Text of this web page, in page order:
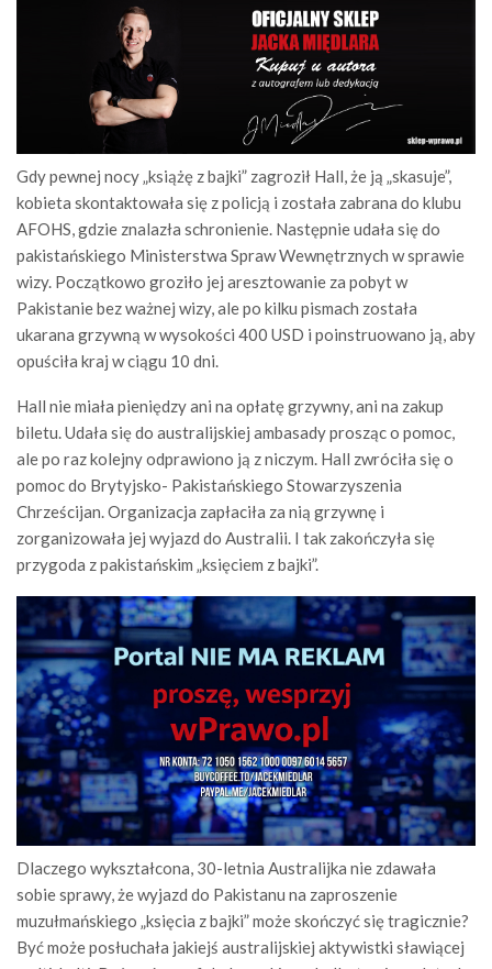
Gdy pewnej nocy „książę z bajki” zagroził Hall, że ją „skasuje”,
kobieta skontaktowała się z policją i została zabrana do klubu
AFOHS, gdzie znalazła schronienie. Następnie udała się do
pakistańskiego Ministerstwa Spraw Wewnętrznych w sprawie
wizy. Początkowo groziło jej aresztowanie za pobyt w
Pakistanie bez ważnej wizy, ale po kilku pismach została
ukarana grzywną w wysokości 400 USD i poinstruowano ją, aby
opuściła kraj w ciągu 10 dni.
Hall nie miała pieniędzy ani na opłatę grzywny, ani na zakup
biletu. Udała się do australijskiej ambasady prosząc o pomoc,
ale po raz kolejny odprawiono ją z niczym. Hall zwróciła się o
pomoc do Brytyjsko- Pakistańskiego Stowarzyszenia
Chrześcijan. Organizacja zapłaciła za nią grzywnę i
zorganizowała jej wyjazd do Australii. I tak zakończyła się
przygoda z pakistańskim „księciem z bajki”.
Dlaczego wykształcona, 30-letnia Australijka nie zdawała
sobie sprawy, że wyjazd do Pakistanu na zaproszenie
muzułmańskiego „księcia z bajki” może skończyć się tragicznie?
Być może posłuchała jakiejś australijskiej aktywistki sławiącej